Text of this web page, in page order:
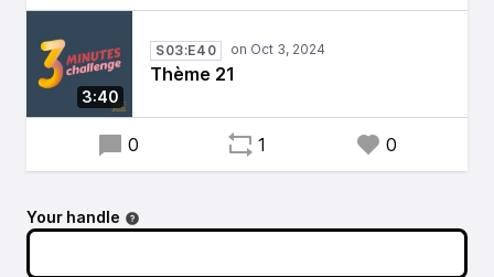
3:40
S03:E40
Thème 21
0 1 0
Your handle